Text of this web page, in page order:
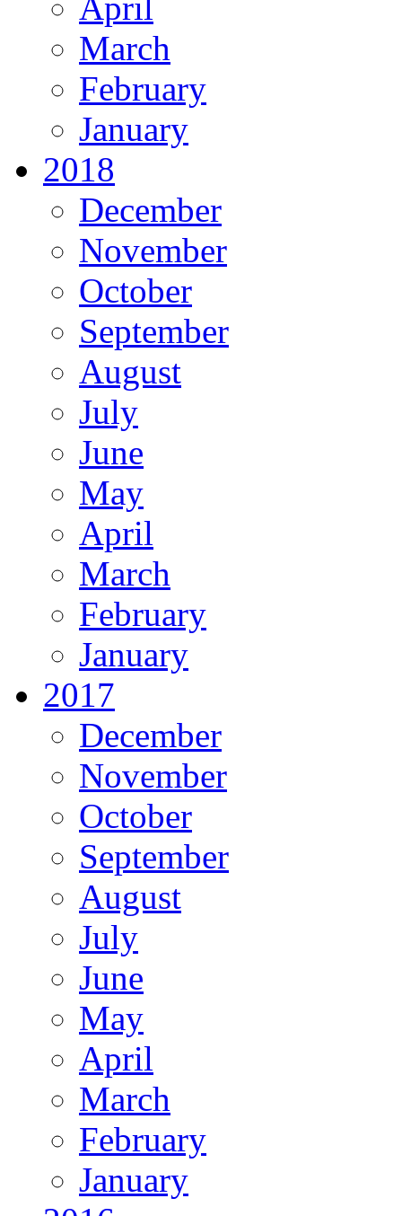
March
February
January
2018
December
November
October
September
August
July
June
May
April
March
February
January
2017
December
November
October
September
August
July
June
May
April
March
February
January